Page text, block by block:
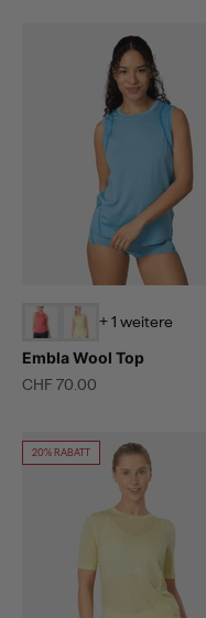
+ 1 weitere
Embla Wool Top
Angebot
CHF 70.00
20% RABATT